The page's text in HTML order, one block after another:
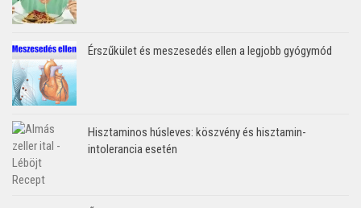
Érszűkület és meszesedés ellen a legjobb gyógymód
Hisztaminos húsleves: köszvény és hisztamin-
intolerancia esetén